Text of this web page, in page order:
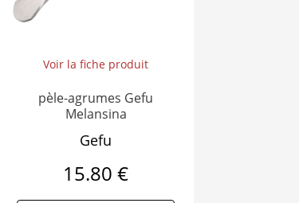
Voir la fiche produit
pèle-agrumes Gefu
Melansina
Gefu
15.80 €